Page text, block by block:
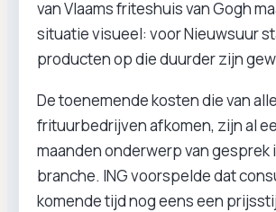
van Vlaams friteshuis van Gogh
situatie visueel: voor Nieuwsuur
producten op die duurder zijn
De toenemende kosten die van
frituurbedrijven afkomen, zijn al
maanden onderwerp van gesprek
branche. ING voorspelde dat
komende tijd nog eens een